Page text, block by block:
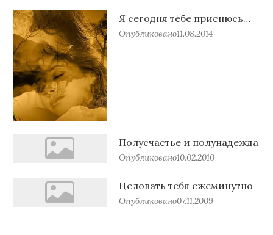
Я сегодня тебе приснюсь…
Опубликовано11.08.2014
Полусчастье и полунадежда
Опубликовано10.02.2010
Целовать тебя ежеминутно
Опубликовано07.11.2009